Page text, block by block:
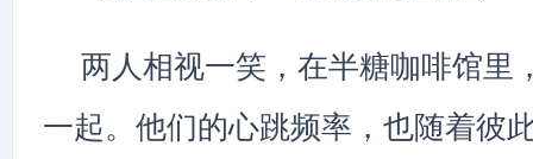
两人相视一笑，在半糖咖啡馆里
一起。他们的心跳频率，也随着彼